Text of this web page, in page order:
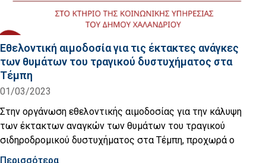
Εθελοντική αιμοδοσία για τις έκτακτες ανάγκες
των θυμάτων του τραγικού δυστυχήματος στα
Τέμπη
01/03/2023
Στην οργάνωση εθελοντικής αιμοδοσίας για την κάλυψη
των έκτακτων αναγκών των θυμάτων του τραγικού
σιδηροδρομικού δυστυχήματος στα Τέμπη, προχωρά ο
Περισσότερα